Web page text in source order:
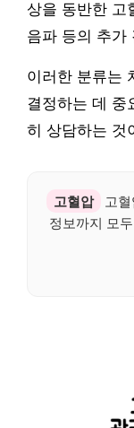
상을 동반한 고
음파 등의 추가
이러한 분류는
결정하는 데 중
히 상담하는 것
고혈압
고
정보까지 모